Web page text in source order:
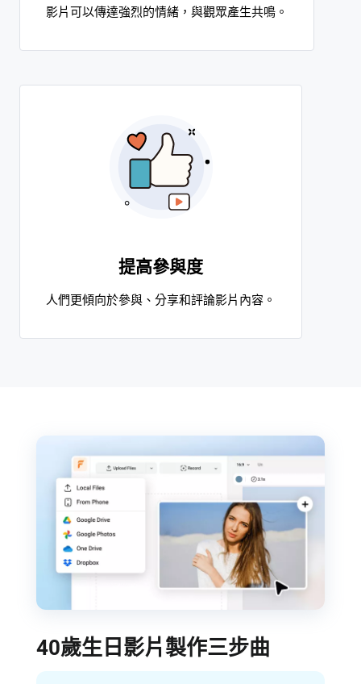
影片可以傳達強烈的情緒，與觀眾產生共鳴。
提高參與度
人們更傾向於參與、分享和評論影片內容。
40歲生日影片製作三步曲